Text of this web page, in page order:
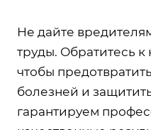
Не дайте
труды. Обратитесь
чтобы
болезней и
гарантируем